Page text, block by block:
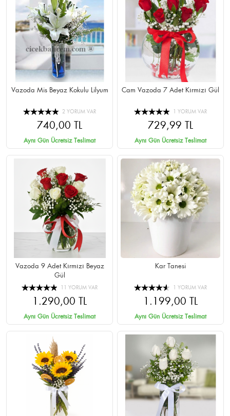
Vazoda Mis Beyaz Kokulu Lilyum
2 YORUM VAR
740,00 TL
Aynı Gün Ücretsiz Teslimat
Cam Vazoda 7 Adet Kırmızı Gül
1 YORUM VAR
729,99 TL
Aynı Gün Ücretsiz Teslimat
Vazoda 9 Adet Kırmızı Beyaz
Gül
11 YORUM VAR
1.290,00 TL
Aynı Gün Ücretsiz Teslimat
Kar Tanesi
1 YORUM VAR
1.199,00 TL
Aynı Gün Ücretsiz Teslimat